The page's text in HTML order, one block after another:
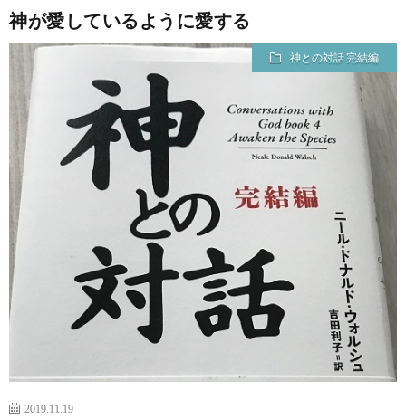
神が愛しているように愛する
神との対話 完結編
2019.11.19